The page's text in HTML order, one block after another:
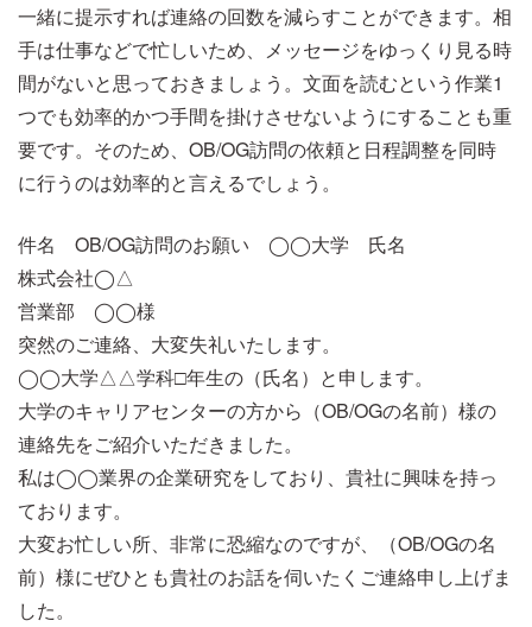
一緒に提示すれば連絡の回数を減らすことができます。相
手は仕事などで忙しいため、メッセージをゆっくり見る時
間がないと思っておきましょう。文面を読むという作業1
つでも効率的かつ手間を掛けさせないようにすることも重
要です。そのため、OB/OG訪問の依頼と日程調整を同時
に行うのは効率的と言えるでしょう。
件名 OB/OG訪問のお願い ◯◯大学 氏名
株式会社◯△
営業部 ◯◯様
突然のご連絡、大変失礼いたします。
◯◯大学△△学科□年生の（氏名）と申します。
大学のキャリアセンターの方から（OB/OGの名前）様の
連絡先をご紹介いただきました。
私は◯◯業界の企業研究をしており、貴社に興味を持っ
ております。
大変お忙しい所、非常に恐縮なのですが、（OB/OGの名
前）様にぜひとも貴社のお話を伺いたくご連絡申し上げま
した。